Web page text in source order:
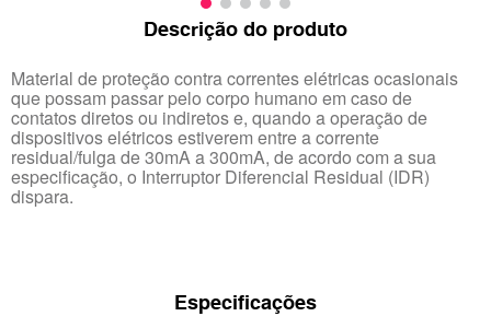
Descrição do produto
Material de proteção contra correntes elétricas ocasionais
que possam passar pelo corpo humano em caso de
contatos diretos ou indiretos e, quando a operação de
dispositivos elétricos estiverem entre a corrente
residual/fulga de 30mA a 300mA, de acordo com a sua
especificação, o Interruptor Diferencial Residual (IDR)
dispara.
Especificações